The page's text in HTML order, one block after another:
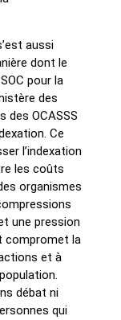
aussi
dont le
pour la
des
des OCASSS
Ce
l’indexation
les coûts
organismes
une pression
compromet la
et à
débat ni
qui